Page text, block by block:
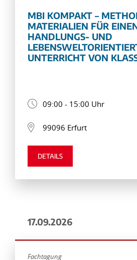
MBI KOMPAKT –
MATERIALIEN FÜR
HANDLUNGS- UND
UNTERRICHT VON
09:00 - 15:00 Uhr
99096 Erfurt
DETAILS
17.09.2026
Fachtagung